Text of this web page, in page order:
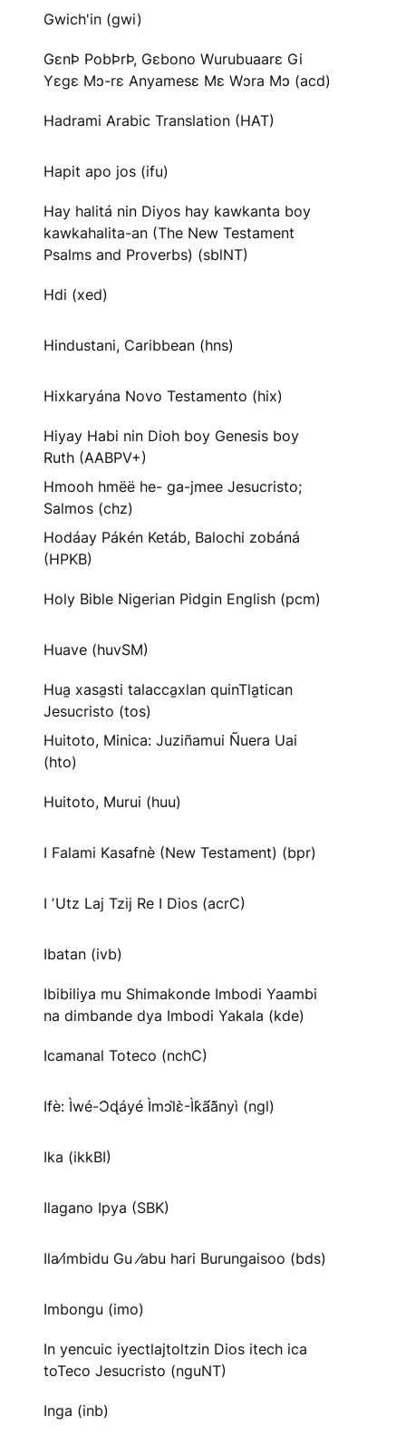
Gwich'in (gwi)
GɛnÞ PobÞrÞ, Gɛbono Wurubuaarɛ Gi
Yɛgɛ Mɔ-rɛ Anyamesɛ Mɛ Wɔra Mɔ (acd)
Hadrami Arabic Translation (HAT)
Hapit apo jos (ifu)
Hay halitá nin Diyos hay kawkanta boy
kawkahalita-an (The New Testament
Psalms and Proverbs) (sblNT)
Hdi (xed)
Hindustani, Caribbean (hns)
Hixkaryána Novo Testamento (hix)
Hiyay Habi nin Dioh boy Genesis boy
Ruth (AABPV+)
Hmooh hmëë he- ga-jmee Jesucristo;
Salmos (chz)
Hodáay Pákén Ketáb, Balochi zobáná
(HPKB)
Holy Bible Nigerian Pidgin English (pcm)
Huave (huvSM)
Hua̱ xasa̱sti talacca̱xlan quinTla̱tican
Jesucristo (tos)
Huitoto, Minica: Juziñamui Ñuera Uai
(hto)
Huitoto, Murui (huu)
I Falami Kasafnè (New Testament) (bpr)
I ʼUtz Laj Tzij Re I Dios (acrC)
Ibatan (ivb)
Ibibiliya mu Shimakonde Imbodi Yaambi
na dimbande dya Imbodi Yakala (kde)
Icamanal Toteco (nchC)
Ifè: Ìwé-Ɔ̀ɖáyé Ìmↄl̀ɛ̀-Ìk̀ã́ã̀nyì (ngl)
Ika (ikkBI)
Ilagano Ipya (SBK)
Ila⁄imbidu Gu ⁄abu hari Burungaisoo (bds)
Imbongu (imo)
In yencuic iyectlajtoltzin Dios itech ica
toTeco Jesucristo (nguNT)
Inga (inb)